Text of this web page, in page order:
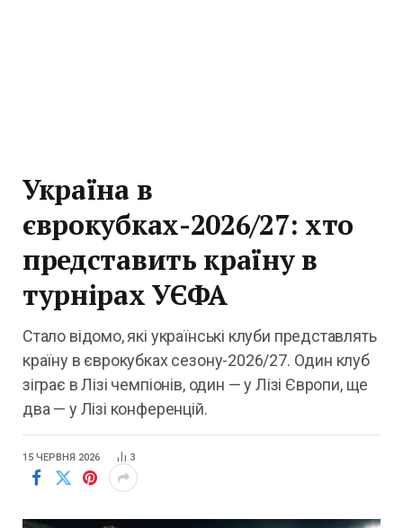
Україна в
єврокубках-2026/27: хто
представить країну в
турнірах УЄФА
Стало відомо, які українські клуби представлять
країну в єврокубках сезону-2026/27. Один клуб
зіграє в Лізі чемпіонів, один — у Лізі Європи, ще
два — у Лізі конференцій.
15 ЧЕРВНЯ 2026 3